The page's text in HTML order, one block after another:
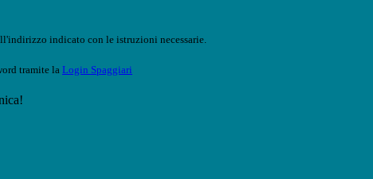
indicato con le istruzioni necessarie.
tramite la Login Spaggiari